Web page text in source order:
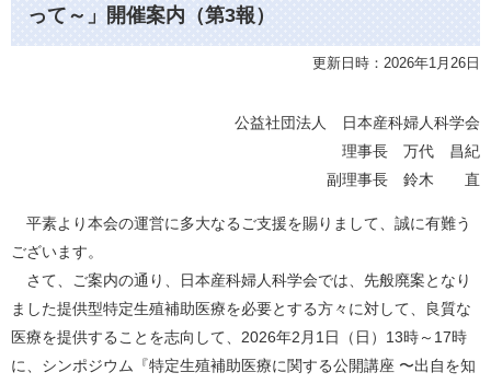
って～」開催案内（第3報）
更新日時：2026年1月26日
公益社団法人 日本産科婦人科学会
理事長 万代 昌紀
副理事長 鈴木 直
平素より本会の運営に多大なるご支援を賜りまして、誠に有難う
ございます。
さて、ご案内の通り、日本産科婦人科学会では、先般廃案となり
ました提供型特定生殖補助医療を必要とする方々に対して、良質な
医療を提供することを志向して、2026年2月1日（日）13時～17時
に、シンポジウム『特定生殖補助医療に関する公開講座 〜出自を知